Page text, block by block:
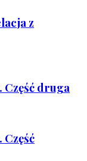
z
druga